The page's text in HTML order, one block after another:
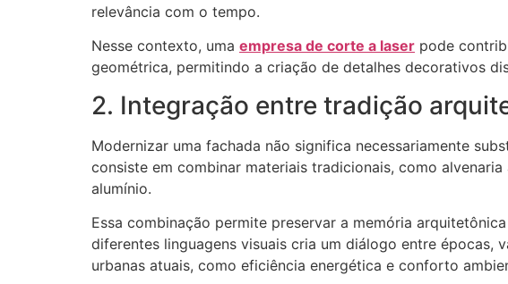
relevância com o tempo.
Nesse contexto, uma empresa de corte a laser pode
geométrica, permitindo a criação de detalhes decorativos
2. Integração entre tradição
Modernizar uma fachada não significa necessariamente
consiste em combinar materiais tradicionais, como
alumínio.
Essa combinação permite preservar a memória
diferentes linguagens visuais cria um diálogo entre
urbanas atuais, como eficiência energética e conforto